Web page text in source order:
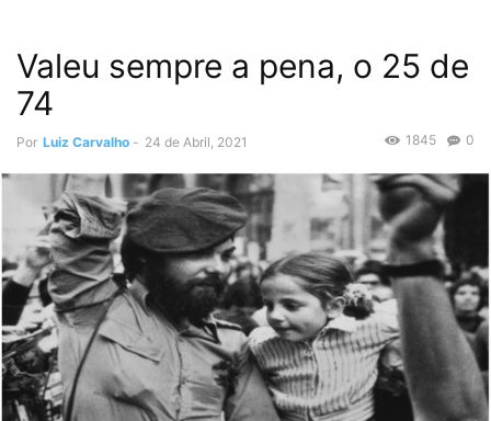
Valeu sempre a pena, o 25 de
74
Por Luiz Carvalho - 24 de Abril, 2021 0
1845